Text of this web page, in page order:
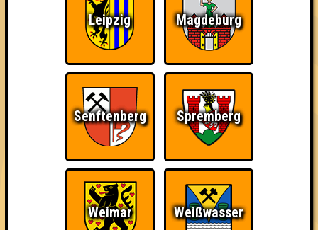
1. Der Dreiköpfige Baskerville
19 20 55
2. Bräin Adams
2. LuLuders Bizarre Quizventure
18 17 19 54
17 20 17 54
3. Sexy Primzahlen
18 16 19 53
Leipzig Magdeburg
Senftenberg Spremberg
Weimar Weißwasser